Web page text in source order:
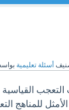
أسئلة تعليمية
للمناهج